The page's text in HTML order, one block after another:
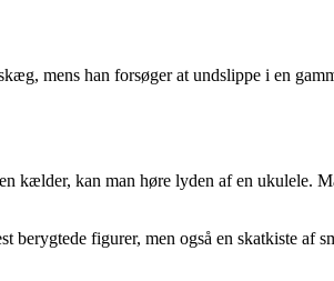
mens han forsøger at undslippe i en
kælder, kan man høre lyden af en ukulele.
berygtede figurer, men også en skatkiste